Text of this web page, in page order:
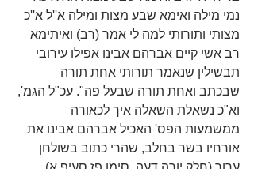
נמי מילה ואימא שבע מצות ומילה א''ל א''כ
מצותי ותורותי למה לי אמר (רב) ואיתימא
רב אשי קיים אברהם אבינו אפילו עירובי
תבשילין שנאמר תורותי אחת תורה
שבכתב ואחת תורה שבעל פה". עכ"ל הגמ',
וא"כ נשאלת השאלה איך לכאורה
ממשמעות הפס' האכיל אברהם אבינו את
אורחיו בשר בחלב, שהרי כתוב בשולחן